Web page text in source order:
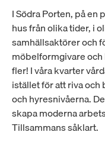
I Södra Porten, på en
hus från olika tider, i
samhällsaktörer och
möbelformgivare
fler! I våra kvarter
istället för att riva
och hyresnivåerna.
skapa moderna
Tillsammans såklart.